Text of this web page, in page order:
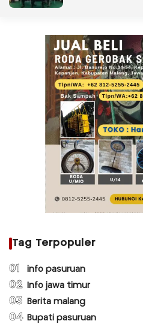
Tag Terpopuler
01 info pasuruan
02 Info jawa timur
03 Berita malang
04 Bupati pasuruan